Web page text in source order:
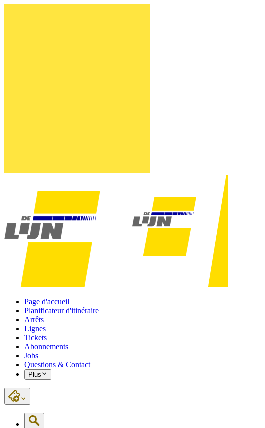
Page d'accueil
Planificateur d'itinéraire
Arrêts
Lignes
Tickets
Abonnements
Jobs
Questions & Contact
Plus